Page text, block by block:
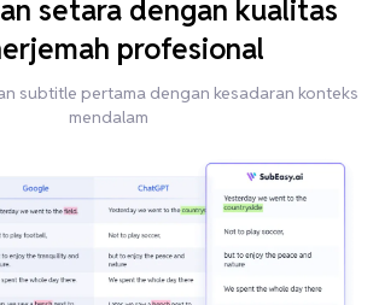
setara dengan kualitas
profesional
subtitle pertama dengan kesadaran konteks
mendalam